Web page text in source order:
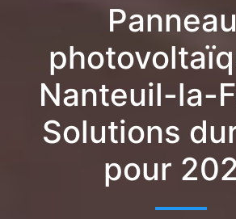
Nanteuil-la-
Solutions
pour